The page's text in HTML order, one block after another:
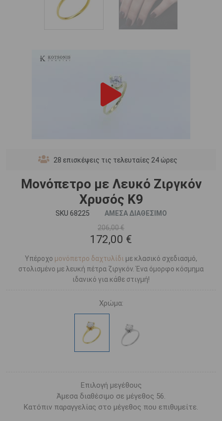
28 επισκέψεις τις τελευταίες 24 ώρες
Μονόπετρο με Λευκό Ζιργκόν
Χρυσός Κ9
SKU 68225
ΑΜΕΣΑ ΔΙΑΘΕΣΙΜΟ
206,00 €
172,00 €
Υπέροχο μονόπετρο δαχτυλίδι με κλασικό σχεδιασμό,
στολισμένο με λευκή πέτρα ζιργκόν. Ένα όμορφο κόσμημα
ιδανικό για κάθε στιγμή!
Χρώμα:
Επιλογή μεγέθους
Άμεσα διαθέσιμο σε μέγεθος 56.
Κατόπιν παραγγελίας στο μέγεθος που επιθυμείτε.